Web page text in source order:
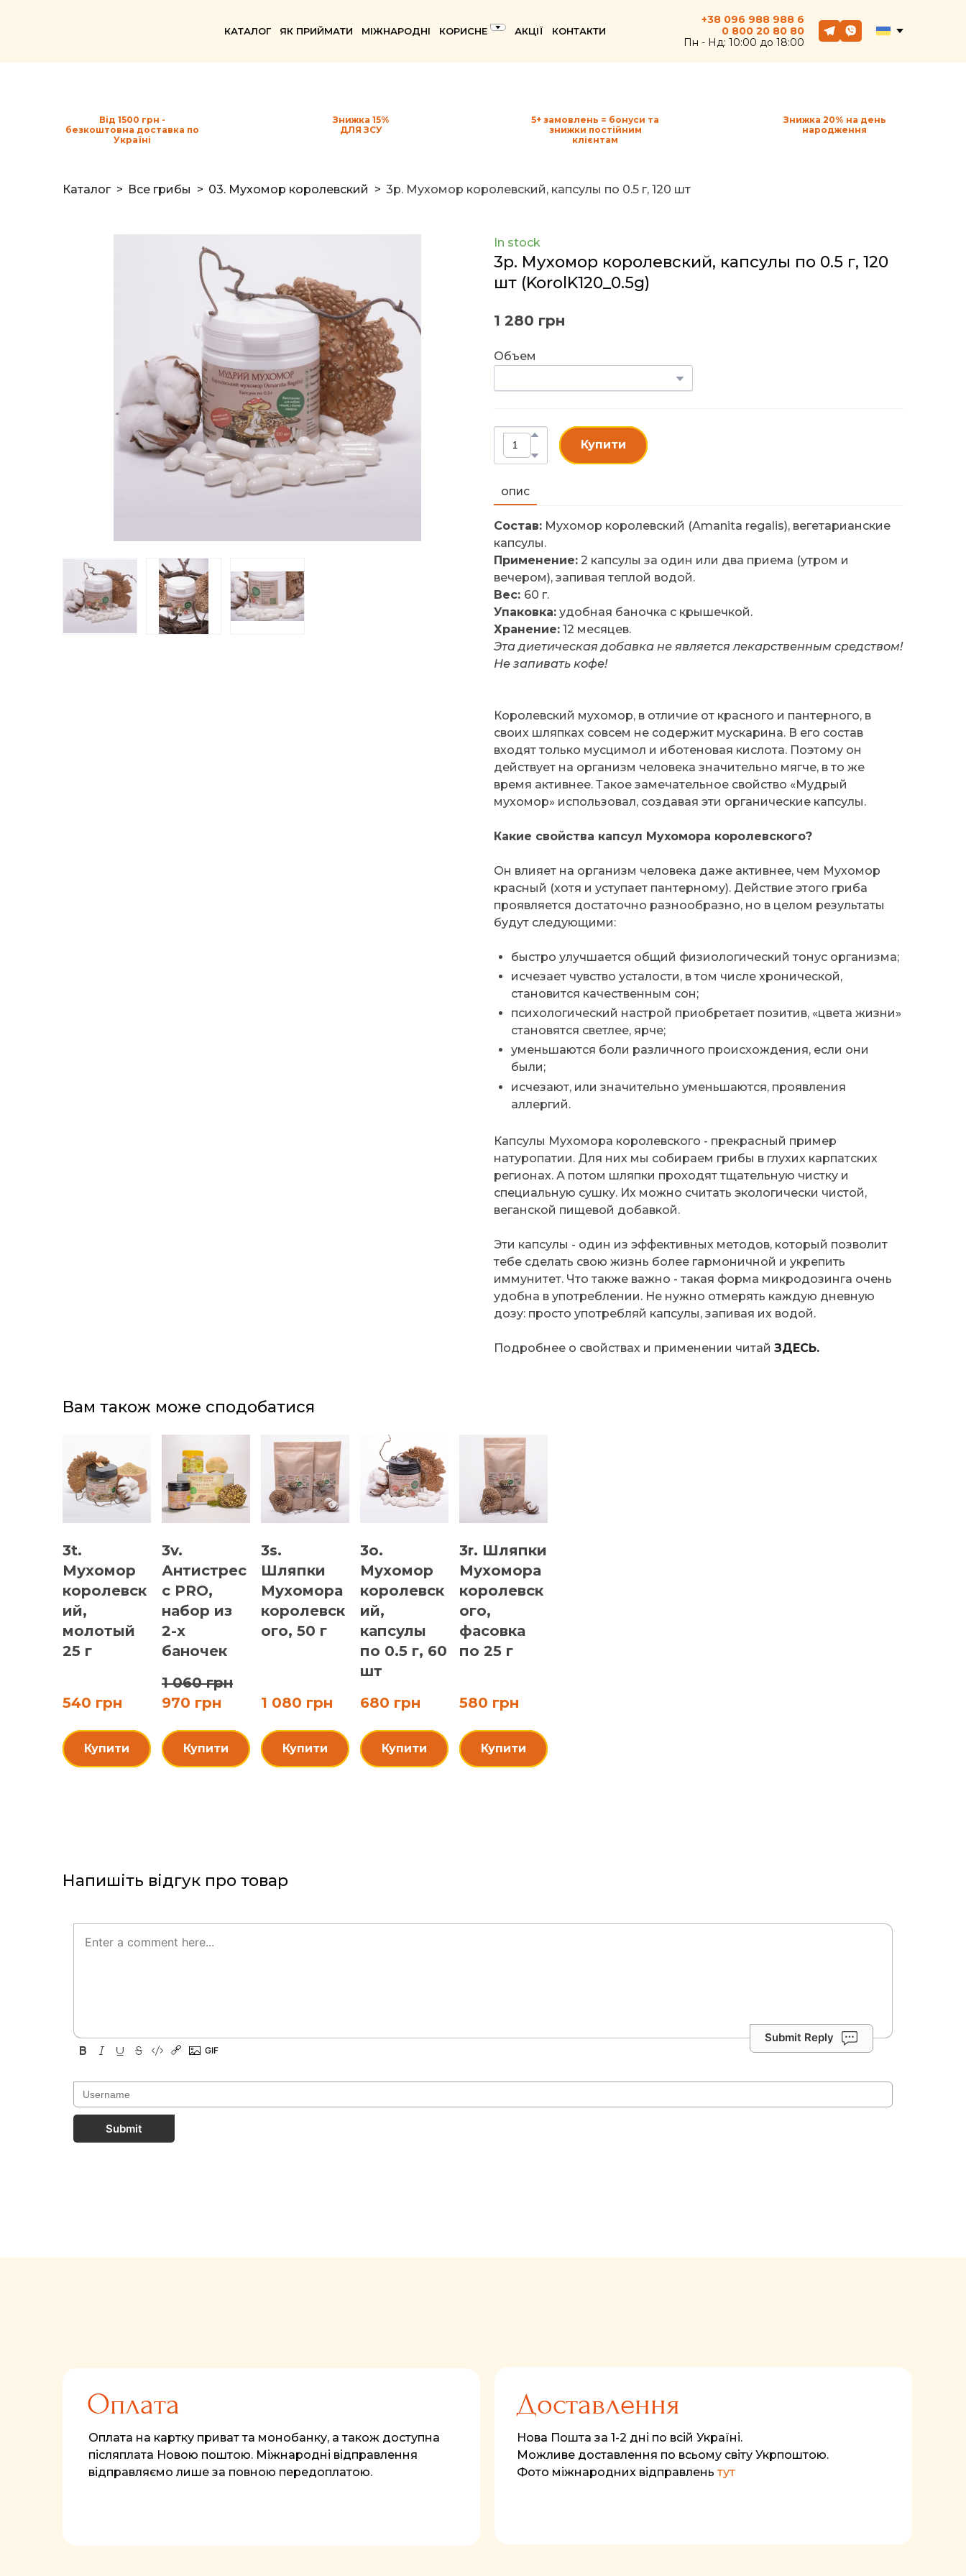
КАТАЛОГ ЯК ПРИЙМАТИ МІЖНАРОДНІ КОРИСНЕ АКЦІЇ КОНТАКТИ
+38 096 988 988 6
0 800 2080 80
Пн - Hд: 10:00 до 18:00
Знижка 15%
ДЛЯ ЗСУ
Від 1500 грн -
безкоштовна доставка по
Україні
5+ замовлень = бонуси та
знижки постійним
клієнтам
Знижка 20% на день
народження
Каталог Все грибы 03. Мухомор королевский 3p. Мухомор королевский, капсулы по 0.5 г, 120 шт
In stock
3p. Мухомор королевский, капсулы по 0.5 г, 120
шт (KorolK120_0.5g)
1 280 грн
Объем
Купити
ОПИС
Состав: Мухомор королевский (Amanita regalis), вегетарианские
капсулы.
Применение: 2 капсулы за один или два приема (утром и
вечером), запивая теплой водой.
Вес: 60 г.
Упаковка: удобная баночка с крышечкой.
Хранение: 12 месяцев.
Эта диетическая добавка не является лекарственным средством!
Не запивать кофе!
Королевский мухомор, в отличие от красного и пантерного, в
своих шляпках совсем не содержит мускарина. В его состав
входят только мусцимол и иботеновая кислота. Поэтому он
действует на организм человека значительно мягче, в то же
время активнее. Такое замечательное свойство «Мудрый
мухомор» использовал, создавая эти органические капсулы.
Какие свойства капсул Мухомора королевского?
Он влияет на организм человека даже активнее, чем Мухомор
красный (хотя и уступает пантерному). Действие этого гриба
проявляется достаточно разнообразно, но в целом результаты
будут следующими:
быстро улучшается общий физиологический тонус организма;
исчезает чувство усталости, в том числе хронической,
становится качественным сон;
психологический настрой приобретает позитив, «цвета жизни»
становятся светлее, ярче;
уменьшаются боли различного происхождения, если они
были;
исчезают, или значительно уменьшаются, проявления
аллергий.
Капсулы Мухомора королевского - прекрасный пример
натуропатии. Для них мы собираем грибы в глухих карпатских
регионах. А потом шляпки проходят тщательную чистку и
специальную сушку. Их можно считать экологически чистой,
веганской пищевой добавкой.
Эти капсулы - один из эффективных методов, который позволит
тебе сделать свою жизнь более гармоничной и укрепить
иммунитет. Что также важно - такая форма микродозинга очень
удобна в употреблении. Не нужно отмерять каждую дневную
дозу: просто употребляй капсулы, запивая их водой.
Подробнее о свойствах и применении читай ЗДЕСЬ.
Вам також може сподобатися
3t.
Мухомор
королевск
ий,
молотый
25 г
540 грн
Купити
3v.
Антистрес
с PRO,
набор из
2-х
баночек
1 060 грн
970 грн
Купити
3s.
Шляпки
Мухомора
королевск
ого, 50 г
1 080 грн
Купити
3o.
Мухомор
королевск
ий,
капсулы
по 0.5 г, 60
шт
680 грн
Купити
3r. Шляпки
Мухомора
королевск
ого,
фасовка
по 25 г
580 грн
Купити
Напишіть відгук про товар
Submit Reply
Submit
Оплата
Оплата на картку приват та монобанку, а також доступна
післяплата Новою поштою. Міжнародні відправлення
відправляємо лише за повною передоплатою.
Нова Пошта за 1-2 дні по всій Україні.
Можливе доставлення по всьому світу Укрпоштою.
Фото міжнародних відправленьтут
Доставлення